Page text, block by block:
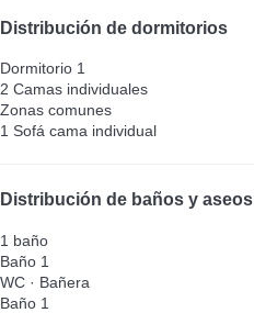
Distribución de dormitorios
Dormitorio 1
2 Camas individuales
Zonas comunes
1 Sofá cama individual
Distribución de baños y aseos
1 baño
Baño 1
WC · Bañera
Baño 1